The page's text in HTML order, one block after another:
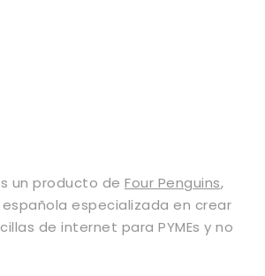
un producto de Four Penguins,
especializada en crear
de internet para PYMEs y no